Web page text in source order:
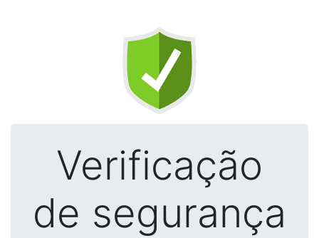
Verificação
de segurança